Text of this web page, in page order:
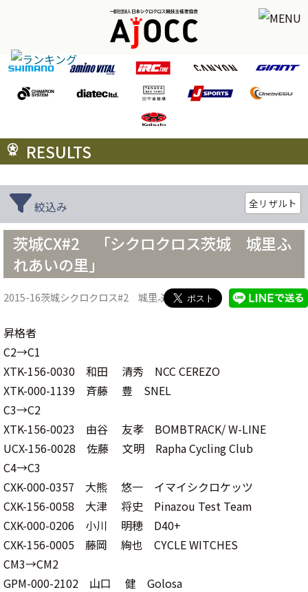
RESULTS
絞込み 全リザルト
茨城CX#2 「シクロクロス茨城 城里ふ
れあいの里」
2016.01.25
2015-16茨城シクロクロス#2 城里ふれあいの里
昇格者
C2→C1
XTK-156-0030 和田 清秀 NCC CEREZO
XTK-000-1139 斉藤 豊 SNEL
C3→C2
XTK-156-0023 由谷 友孝 BOMBTRACK/ W-LINE
UCX-156-0028 佐藤 文明 Rapha Cycling Club
C4→C3
CXK-000-0357 大熊 悠一 イマイシクロケッツ
CXK-156-0058 大津 将史 Pinazou Test Team
CXK-000-0206 小川 明穂 D40+
CXK-156-0005 藤岡 絢也 CYCLE WITCHES
CM3→CM2
GPM-000-2102 山口 健 Golosa